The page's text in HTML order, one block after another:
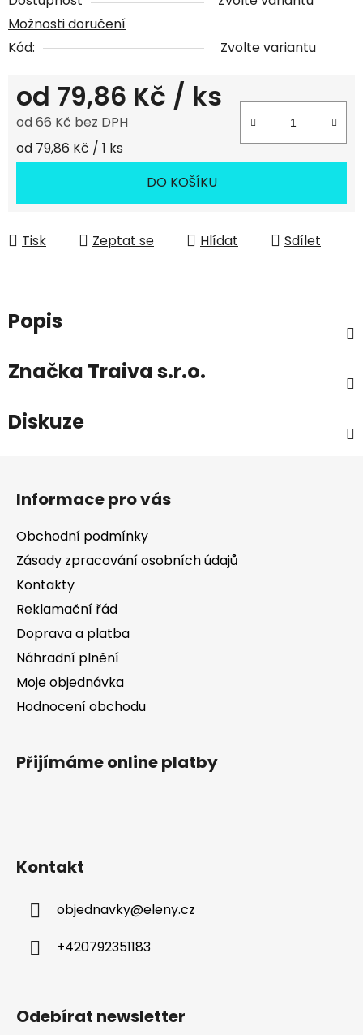
Možnosti doručení
Kód:
Zvolte variantu
od 79,86 Kč / ks
od66 Kč bez DPH
Měrná cena:
od 79,86 Kč / 1 ks
DO KOŠÍKU
Tisk Zeptat se Hlídat Sdílet
Popis
Značka Traiva s.r.o.
Diskuze
Informace pro vás
Obchodní podmínky
Zásady zpracování osobních údajů
Kontakty
Reklamační řád
Doprava a platba
Náhradní plnění
Moje objednávka
Hodnocení obchodu
Přijímáme online platby
Kontakt
objednavky@eleny.cz
+420792351183
Odebírat newsletter